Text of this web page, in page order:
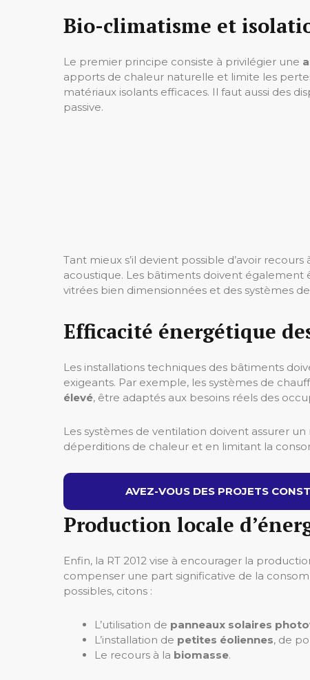
Bio-climatisme et
Le premier principe consiste à privilégier une
apports de chaleur naturelle et limite les
matériaux isolants efficaces. Il faut aussi des
passive.
Tant mieux s’il devient possible d’avoir
acoustique. Les bâtiments doivent également
vitrées bien dimensionnées et des systèmes
Efficacité énergétique
Les installations techniques des bâtiments
exigeants. Par exemple, les systèmes de
élevé, être adaptés aux besoins réels des
Les systèmes de ventilation doivent assurer
déperditions de chaleur et en limitant la
AVEZ-VOUS DES PROJETS
Production locale
Enfin, la RT 2012 vise à encourager la
compenser une part significative de la
possibles, citons :
L’utilisation de panneaux solaires
L’installation de petites éoliennes, de
Le recours à la biomasse.